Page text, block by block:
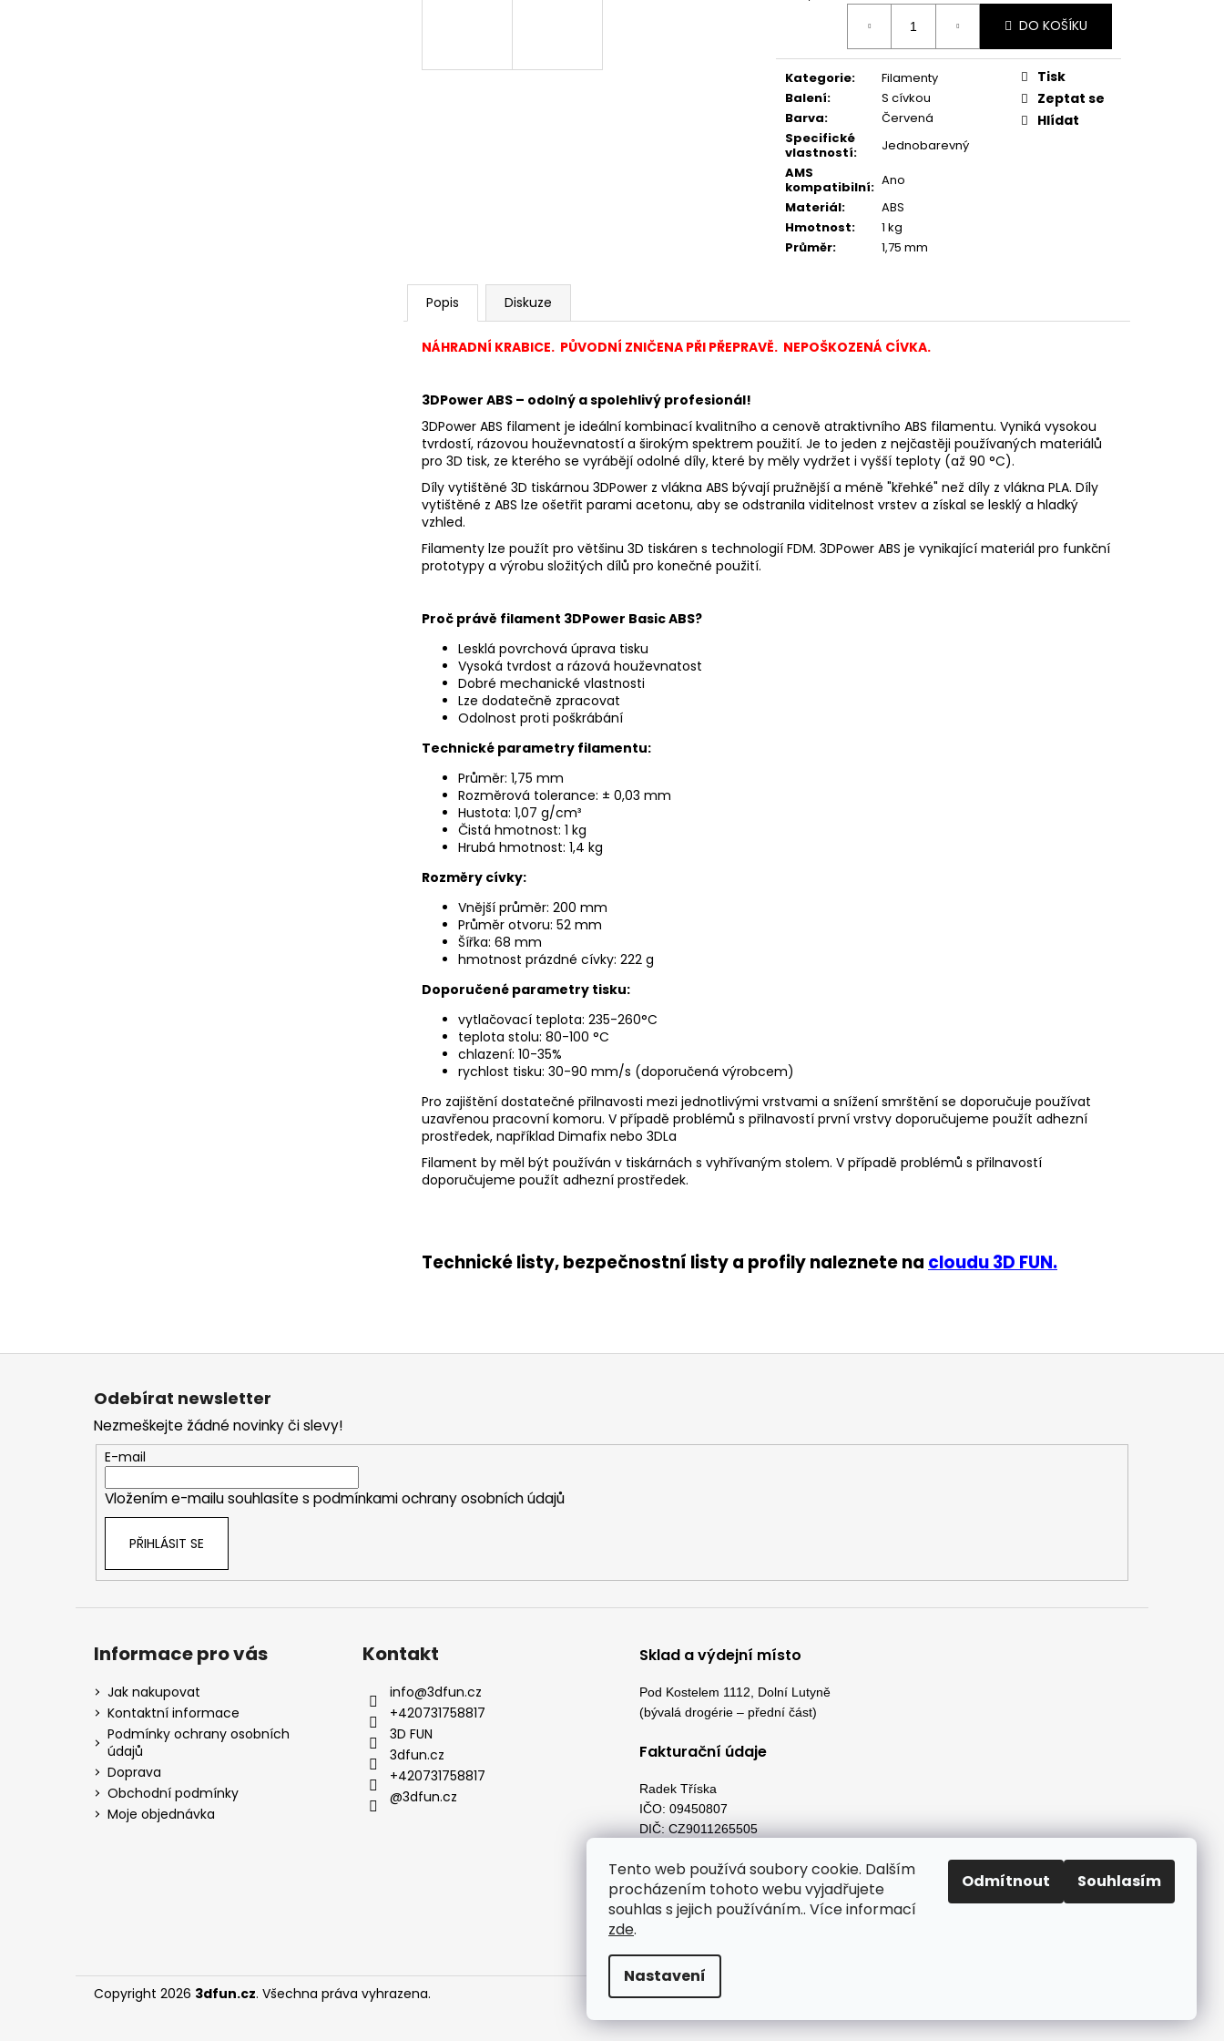
Tento web používá soubory cookie. Dalším
procházením tohoto webu vyjadřujete
souhlas s jejich používáním.. Více informací
zde.
Nastavení
Odmítnout Souhlasím
DO KOŠÍKU
Kategorie:
Filamenty
Balení:
S cívkou
Barva:
Červená
Specifické
vlastností:
Jednobarevný
AMS
kompatibilní: Ano
Materiál:
ABS
Hmotnost:
1 kg
Průměr: 1,75 mm
Tisk
Zeptat se
Hlídat
Popis Diskuze
NÁHRADNÍ KRABICE. PŮVODNÍ ZNIČENA PŘI PŘEPRAVĚ. NEPOŠKOZENÁ CÍVKA.
3DPower ABS – odolný a spolehlivý profesionál!
3DPower ABS filament je ideální kombinací kvalitního a cenově atraktivního ABS filamentu. Vyniká vysokou
tvrdostí, rázovou houževnatostí a širokým spektrem použití. Je to jeden z nejčastěji používaných materiálů
pro 3D tisk, ze kterého se vyrábějí odolné díly, které by měly vydržet i vyšší teploty (až 90 °C).
Díly vytištěné 3D tiskárnou 3DPower z vlákna ABS bývají pružnější a méně "křehké" než díly z vlákna PLA. Díly
vytištěné z ABS lze ošetřit parami acetonu, aby se odstranila viditelnost vrstev a získal se lesklý a hladký
vzhled.
Filamenty lze použít pro většinu 3D tiskáren s technologií FDM. 3DPower ABS je vynikající materiál pro funkční
prototypy a výrobu složitých dílů pro konečné použití.
Proč právě filament 3DPower Basic ABS?
Lesklá povrchová úprava tisku
Vysoká tvrdost a rázová houževnatost
Dobré mechanické vlastnosti
Lze dodatečně zpracovat
Odolnost proti poškrábání
Technické parametry filamentu:
Průměr: 1,75 mm
Rozměrová tolerance: ± 0,03 mm
Hustota: 1,07 g/cm³
Čistá hmotnost: 1 kg
Hrubá hmotnost: 1,4 kg
Rozměry cívky:
Vnější průměr: 200 mm
Průměr otvoru: 52 mm
Šířka: 68 mm
hmotnost prázdné cívky: 222 g
Doporučené parametry tisku:
vytlačovací teplota: 235-260°C
teplota stolu: 80-100 °C
chlazení: 10-35%
rychlost tisku: 30-90 mm/s (doporučená výrobcem)
Pro zajištění dostatečné přilnavosti mezi jednotlivými vrstvami a snížení smrštění se doporučuje používat
uzavřenou pracovní komoru. V případě problémů s přilnavostí první vrstvy doporučujeme použít adhezní
prostředek, například Dimafix nebo 3DLa
Filament by měl být používán v tiskárnách s vyhřívaným stolem. V případě problémů s přilnavostí
doporučujeme použít adhezní prostředek.
Technické listy, bezpečnostní listy a profily naleznete na cloudu 3D FUN.
Z
Odebírat newsletter
Nezmeškejte žádné novinky či slevy!
E-mail
Vložením e-mailu souhlasíte s podmínkami ochrany osobních údajů
PŘIHLÁSIT SE
Informace pro vás
Jak nakupovat
Kontaktní informace
Podmínky ochrany osobních
údajů
Doprava
Obchodní podmínky
Moje objednávka
Kontakt
info@3dfun.cz
+420731758817
3D FUN
3dfun.cz
+420731758817
@3dfun.cz
Sklad a výdejní místo
Pod Kostelem 1112, Dolní Lutyně
(bývalá drogérie – přední část)
Fakturační údaje
Radek Tříska
IČO: 09450807
DIČ: CZ9011265505
73553
Copyright 2026 3dfun.cz. Všechna práva vyhrazena.